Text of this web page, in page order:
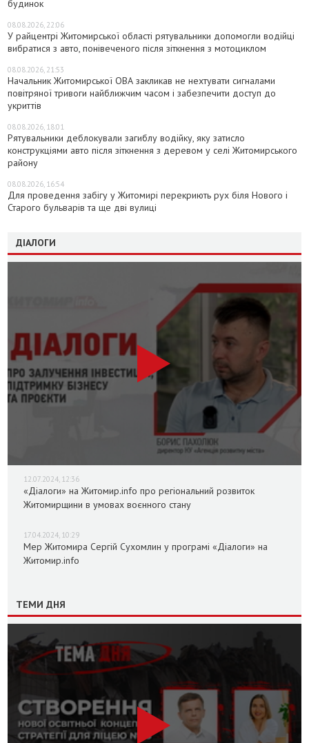
будинок
08.08.2026, 22:06
У райцентрі Житомирської області рятувальники допомогли водійці
вибратися з авто, понівеченого після зіткнення з мотоциклом
08.08.2026, 21:53
Начальник Житомирської ОВА закликав не нехтувати сигналами
повітряної тривоги найближчим часом і забезпечити доступ до
укриттів
08.08.2026, 18:01
Рятувальники деблокували загиблу водійку, яку затисло
конструкціями авто після зіткнення з деревом у селі Житомирського
району
08.08.2026, 16:54
Для проведення забігу у Житомирі перекриють рух біля Нового і
Старого бульварів та ще дві вулиці
ДІАЛОГИ
12.07.2024, 12:36
«Діалоги» на Житомир.info про регіональний розвиток
Житомирщини в умовах воєнного стану
17.04.2024, 10:29
Мер Житомира Сергій Сухомлин у програмі «Діалоги» на
Житомир.info
ТЕМИ ДНЯ